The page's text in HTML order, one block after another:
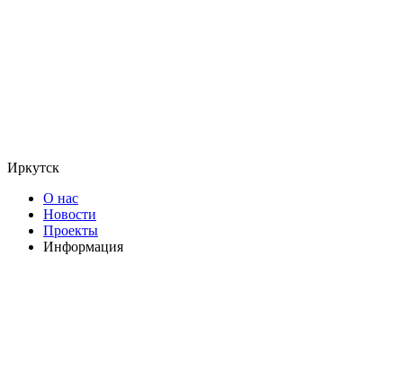
Иркутск
О нас
Новости
Проекты
Информация